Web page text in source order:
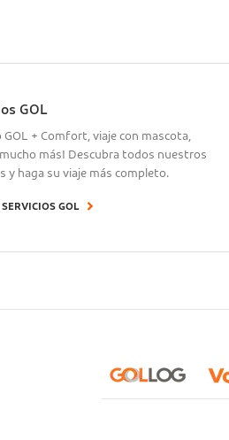
GOL
GOL + Comfort, viaje con mascota,
más! Descubra todos nuestros
y haga su viaje más completo.
SERVICIOS GOL